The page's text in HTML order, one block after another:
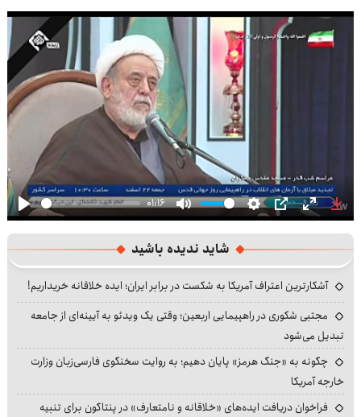
Play
01:16
Mute Settings
PIP Enter
شاید ندیده باشید
آشکارترین اعتراف آمریکا به شکست در برابر ایران؛ ایده خلاقانه خریداریم!
مجتبی شکوری در راهپیمایی اربعین؛ وقتی یک ویدئو به آیینه‌ای از جامعه
تبدیل می‌شود
چگونه به «جنگ هرمز» پایان دهیم؛ به روایت سخنگوی فارسی‌زبان وزارت
خارجه آمریکا
فراخوان دریافت ایده‌های «خلاقانه و نامتعارف» در پنتاگون برای تنبیه